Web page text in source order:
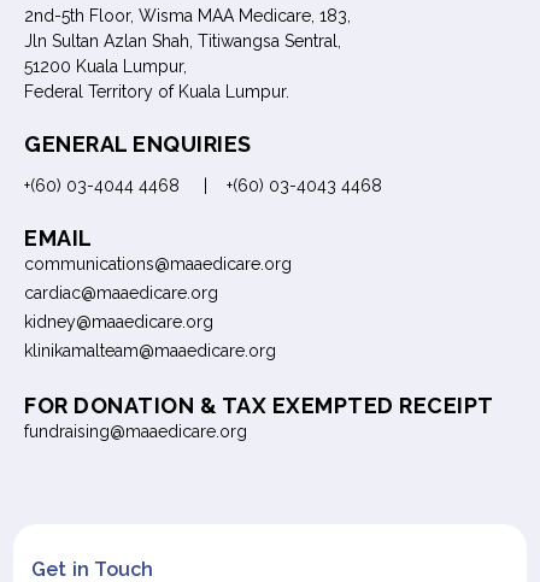
2nd-5th Floor, Wisma MAA Medicare, 183,
Jln Sultan Azlan Shah, Titiwangsa Sentral,
51200 Kuala Lumpur,
Federal Territory of Kuala Lumpur.
GENERAL ENQUIRIES
+(60) 03-4044 4468 | +(60) 03-4043 4468
EMAIL
communications@maaedicare.org
cardiac@maaedicare.org
kidney@maaedicare.org
klinikamalteam@maaedicare.org
FOR DONATION & TAX EXEMPTED RECEIPT
fundraising@maaedicare.org
Get in Touch